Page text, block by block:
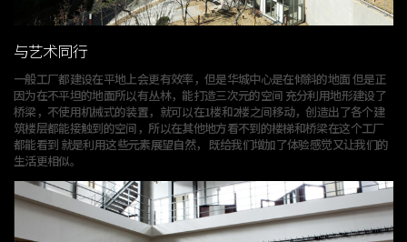
与艺术同行
一般工厂都建设在平地上会更有效率，但是华城中心是在倾斜的地面但是正
因为在不平坦的地面所以有丛林， 能打造三次元的空间 充分利用地形建设了
桥梁，不使用机械式的装置， 就可以在1楼和2楼之间移动，创造出了各个建
筑楼层都能接触到的空间，所以在其他地方看不到的楼梯和桥梁在这个工厂
都能看到 就是利用这些元素展望自然， 既给我们增加了体验感觉又让我们的
生活更相似。